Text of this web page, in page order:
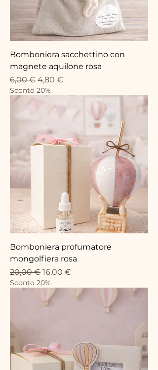
Bomboniera sacchettino con
magnete aquilone rosa
Prezzo regolare
6,00 € Prezzo scontato
4,80 €
Sconto 20%
Bomboniera profumatore
mongolfiera rosa
Prezzo regolare
20,00 € Prezzo scontato
16,00 €
Sconto 20%